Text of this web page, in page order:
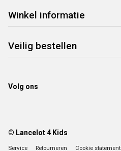
Winkel informatie
Veilig bestellen
Volg ons
© Lancelot 4 Kids
Service Retourneren Cookie statement